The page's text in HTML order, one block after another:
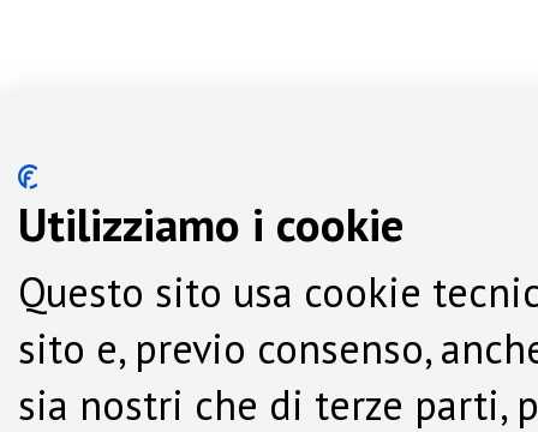
Utilizziamo i cookie
Questo sito usa cookie
sito e, previo consenso,
sia nostri che di terze parti,